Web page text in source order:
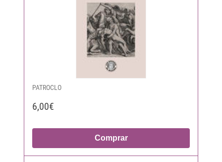
PATROCLO
6,00€
Comprar